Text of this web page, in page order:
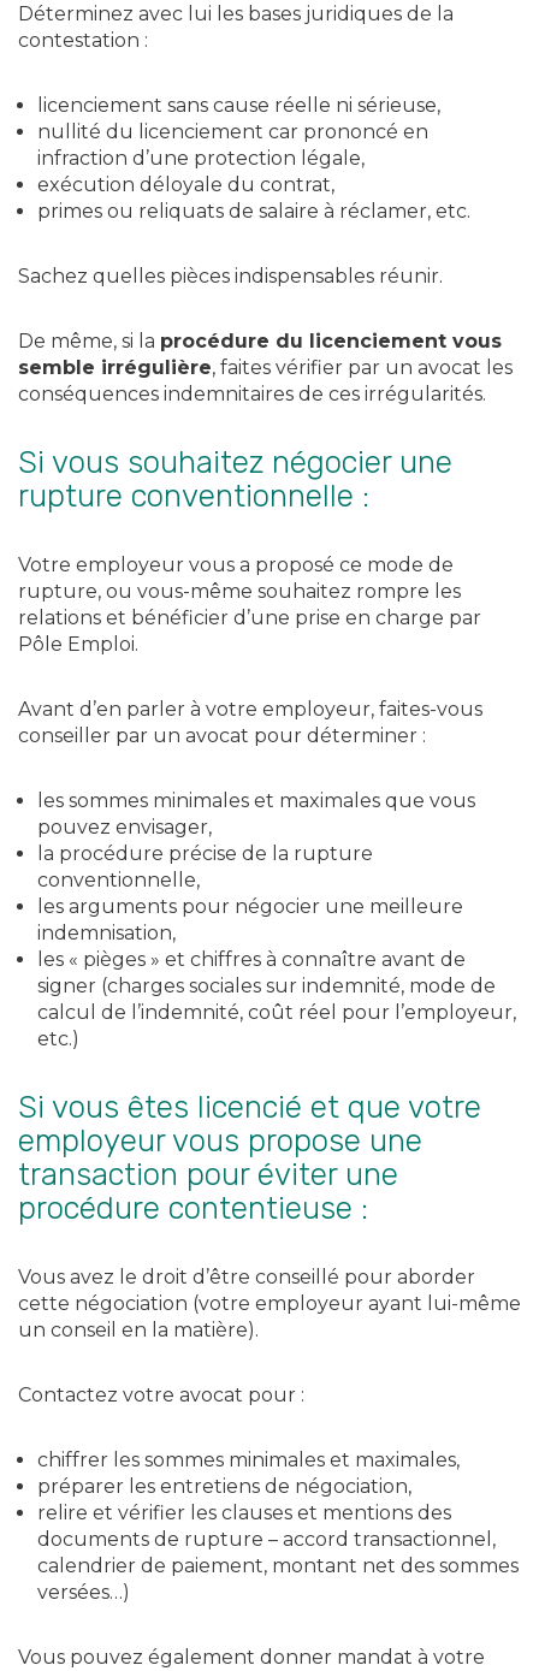
Déterminez avec lui les bases juridiques de la
contestation :
licenciement sans cause réelle ni sérieuse,
nullité du licenciement car prononcé en
infraction d’une protection légale,
exécution déloyale du contrat,
primes ou reliquats de salaire à réclamer, etc.
Sachez quelles pièces indispensables réunir.
De même, si la procédure du licenciement vous
semble irrégulière, faites vérifier par un avocat les
conséquences indemnitaires de ces irrégularités.
Si vous souhaitez négocier une
rupture conventionnelle :
Votre employeur vous a proposé ce mode de
rupture, ou vous-même souhaitez rompre les
relations et bénéficier d’une prise en charge par
Pôle Emploi.
Avant d’en parler à votre employeur, faites-vous
conseiller par un avocat pour déterminer :
les sommes minimales et maximales que vous
pouvez envisager,
la procédure précise de la rupture
conventionnelle,
les arguments pour négocier une meilleure
indemnisation,
les « pièges » et chiffres à connaître avant de
signer (charges sociales sur indemnité, mode de
calcul de l’indemnité, coût réel pour l’employeur,
etc.)
Si vous êtes licencié et que votre
employeur vous propose une
transaction pour éviter une
procédure contentieuse :
Vous avez le droit d’être conseillé pour aborder
cette négociation (votre employeur ayant lui-même
un conseil en la matière).
Contactez votre avocat pour :
chiffrer les sommes minimales et maximales,
préparer les entretiens de négociation,
relire et vérifier les clauses et mentions des
documents de rupture – accord transactionnel,
calendrier de paiement, montant net des sommes
versées…)
Vous pouvez également donner mandat à votre